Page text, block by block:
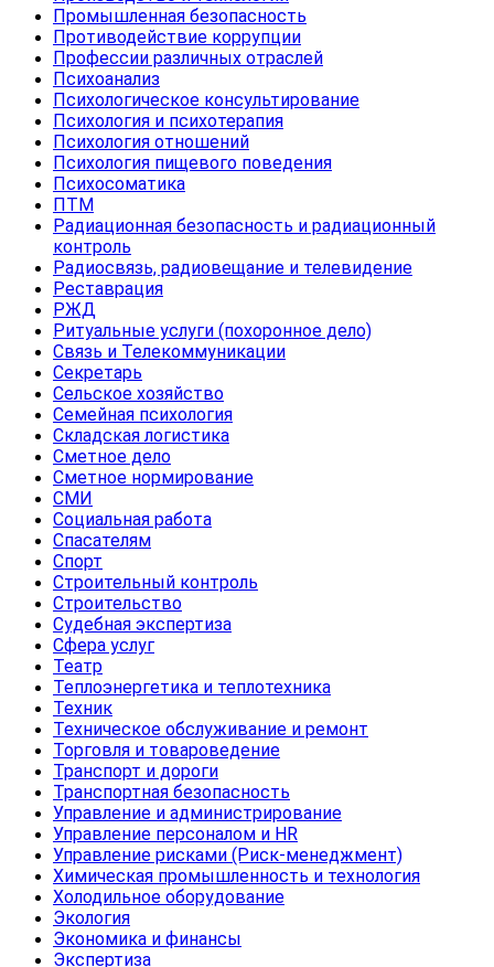
Промышленная безопасность
Противодействие коррупции
Профессии различных отраслей
Психоанализ
Психологическое консультирование
Психология и психотерапия
Психология отношений
Психология пищевого поведения
Психосоматика
ПТМ
Радиационная безопасность и радиационный
контроль
Радиосвязь, радиовещание и телевидение
Реставрация
РЖД
Ритуальные услуги (похоронное дело)
Связь и Телекоммуникации
Секретарь
Сельское хозяйство
Семейная психология
Складская логистика
Сметное дело
Сметное нормирование
СМИ
Социальная работа
Спасателям
Спорт
Строительный контроль
Строительство
Судебная экспертиза
Сфера услуг
Театр
Теплоэнергетика и теплотехника
Техник
Техническое обслуживание и ремонт
Торговля и товароведение
Транспорт и дороги
Транспортная безопасность
Управление и администрирование
Управление персоналом и HR
Управление рисками (Риск-менеджмент)
Химическая промышленность и технология
Холодильное оборудование
Экология
Экономика и финансы
Экспертиза